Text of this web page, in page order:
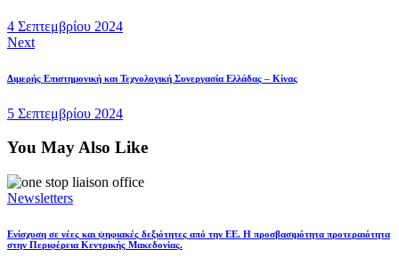
4 Σεπτεμβρίου 2024
Next
Διμερής Επιστημονική και Τεχνολογική Συνεργασία Ελλάδας – Κίνας
5 Σεπτεμβρίου 2024
You May Also Like
Newsletters
Ενίσχυση σε νέες και ψηφιακές δεξιότητες από την ΕΕ. Η προσβασιμότητα προτεραιότητα
στην Περιφέρεια Κεντρικής Μακεδονίας.